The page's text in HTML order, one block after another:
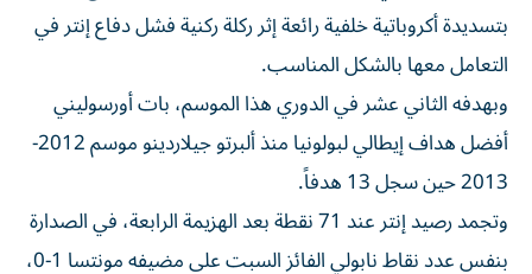
بتسديدة أكروباتية خلفية رائعة إثر ركلة ركنية فشل دفاع إنتر في
التعامل معها بالشكل المناسب.
وبهدفه الثاني عشر في الدوري هذا الموسم، بات أورسوليني
أفضل هداف إيطالي لبولونيا منذ ألبرتو جيلاردينو موسم 2012-
2013 حين سجل 13 هدفاً.
وتجمد رصيد إنتر عند 71 نقطة بعد الهزيمة الرابعة، في الصدارة
بنفس عدد نقاط نابولي الفائز السبت على مضيفه مونتسا 1-0،